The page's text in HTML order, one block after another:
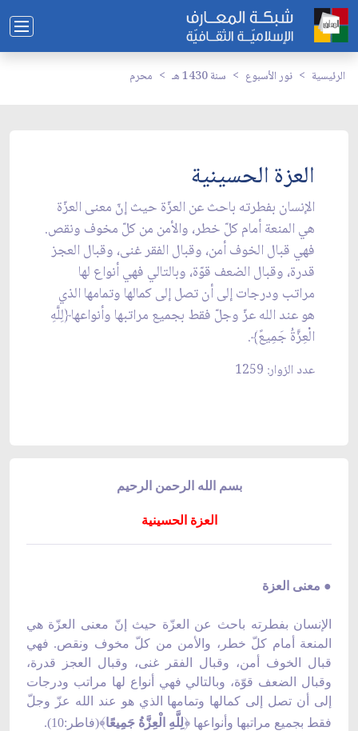
الرئيسية نور الأسبوع سنة 1430 هـ محرم
العزة الحسينية
الإنسان بفطرته باحث عن العزّة حيث إنّ معنى العزّة
هي المنعة أمام كلّ خطر، والأمن من كلّ مخوف ونقص.
فهي قبال الخوف أمن، وقبال الفقر غنى، وقبال العجز
قدرة، وقبال الضعف قوّة، وبالتالي فهي أنواع لها
مراتب ودرجات إلى أن تصل إلى كمالها وتمامها الذي
هو عند الله عزّ وجلّ فقط بجميع مراتبها وأنواعها﴿لِلَّهِ
الْعِزَّةُ جَمِيعً﴾.
عدد الزوار: 1259
بسم الله الرحمن الرحيم
العزة الحسينية
● معنى العزة
الإنسان بفطرته باحث عن العزّة حيث إنّ معنى العزّة هي
المنعة أمام كلّ خطر، والأمن من كلّ مخوف ونقص. فهي
قبال الخوف أمن، وقبال الفقر غنى، وقبال العجز قدرة،
وقبال الضعف قوّة، وبالتالي فهي أنواع لها مراتب ودرجات
إلى أن تصل إلى كمالها وتمامها الذي هو عند الله عزّ وجلّ
فقط بجميع مراتبها وأنواعها ﴿لِلَّهِ الْعِزَّةُ جَمِيعًا﴾(فاطر:10).